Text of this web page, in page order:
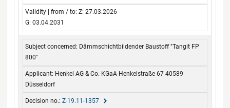
Z: 27.03.2026
G: 03.04.2031
Dämmschichtbildender Baustoff "Tangit FP
800"
Henkel AG & Co. KGaA Henkelstraße 67 40589
Düsseldorf
Z-19.11-1357